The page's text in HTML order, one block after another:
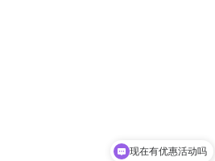
现在有优惠活动吗